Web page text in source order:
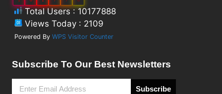
Total Users : 10177888
Views Today : 2109
Powered By WPS Visitor Counter
Subscribe To Our Best Newsletters
Subscribe